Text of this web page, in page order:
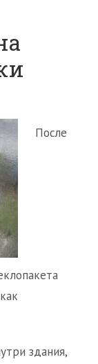
После
здания,